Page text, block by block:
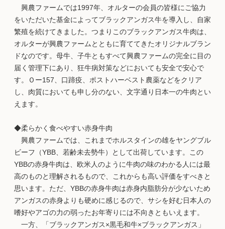
興農ファームでは1997年、オルターの会員の皆様にご協力
をいただいた基金によってブラックアンガス牛を導入し、自家
繁殖を続けてきました。つまりこのブラックアンガス牛肉は、
オルターが興農ファームとともに育ててきたオリジナルブラン
ドなのです。母牛、子牛ともすべて興農ファームの完全に目の
届く管理下にあり、狂牛病対策などにおいても安全で安心で
す。Ｏー157、口蹄疫、ポストハーベスト農薬などをクリア
し、肉質においても申し分のない、文字通り日本一の牛肉とい
えます。
◆柔らかく食べやすい赤身牛肉
興農ファームでは、これまでホルスタインの雄をヤングブル
ビーフ（YBB、若齢未去勢牛）として出荷しています。この
YBBの赤身牛肉は、欧米人のように牛肉の味のわかる人には最
高のものと理解されるもので、これからも高い評価をすべきと
思います。ただ、YBBの赤身牛肉は赤身内脂肪分が少ないため
アンガスの赤身よりも硬めに感じるので、サシを好む日本人の
嗜好やアゴの力の弱ったお年寄りには不向きともいえます。
一方、「ブラックアンガス×黒毛和牛×ブラックアンガス」